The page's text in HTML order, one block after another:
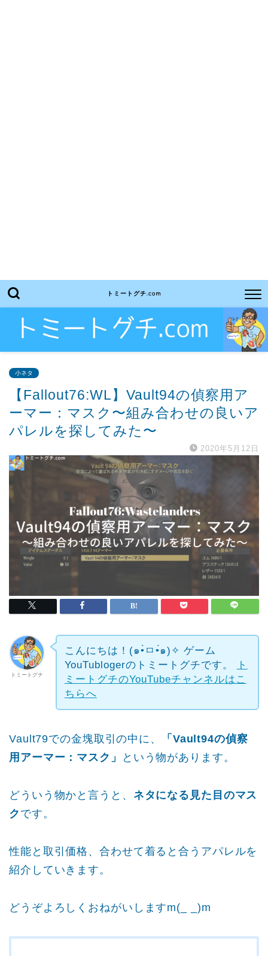
トミートグチ.com
小ネタ
【Fallout76:WL】Vault94の偵察用ア
ーマー：マスク〜組み合わせの良いア
パレルを探してみた〜
2020年5月12日
トミートグチ
こんにちは！(๑•̀ㅁ•́๑)✧ ゲーム
YouTublogerのトミートグチです。
ト
ミートグチのYouTubeチャンネルはこ
ちらへ
Vault79での金塊取引の中に、
「Vault94の偵察
用アーマー：マスク」
という物があります。
どういう物かと言うと、 ネタになる見た目のマス
ク です。
性能と取引価格、合わせて着ると合うアパレルを
紹介していきます。
どうぞよろしくおねがいしますm(_ _)m